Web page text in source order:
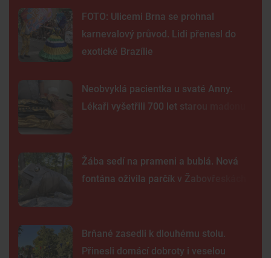
FOTO: Ulicemi Brna se prohnal
karnevalový průvod. Lidi přenesl do
exotické Brazílie
Neobvyklá pacientka u svaté Anny.
Lékaři vyšetřili 700 let starou madonu
Žába sedí na prameni a bublá. Nová
fontána oživila parčík v Žabovřeskách
Brňané zasedli k dlouhému stolu.
Přinesli domácí dobroty i veselou